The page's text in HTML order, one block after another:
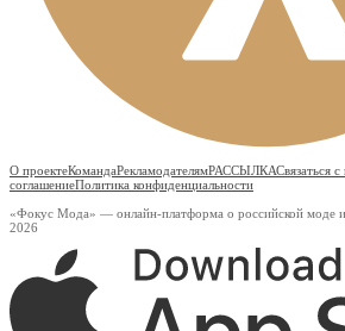
О проектеКомандаРекламодателямРАССЫЛКАСвязаться
соглашениеПолитика конфиденциальности
«Фокус Мода» — онлайн-платформа о российской моде
2026